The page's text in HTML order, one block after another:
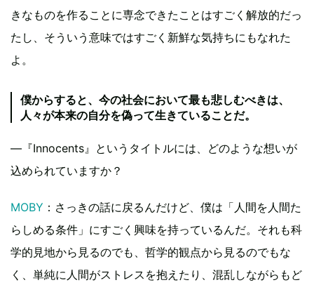
きなものを作ることに専念できたことはすごく解放的だっ
たし、そういう意味ではすごく新鮮な気持ちにもなれた
よ。
僕からすると、今の社会において最も悲しむべきは、
人々が本来の自分を偽って生きていることだ。
―『Innocents』というタイトルには、どのような想いが
込められていますか？
MOBY ：さっきの話に戻るんだけど、僕は「人間を人間た
らしめる条件」にすごく興味を持っているんだ。それも科
学的見地から見るのでも、哲学的観点から見るのでもな
く、単純に人間がストレスを抱えたり、混乱しながらもど